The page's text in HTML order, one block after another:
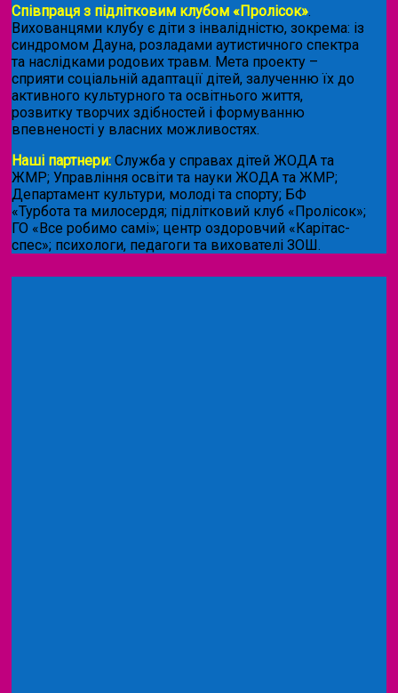
Співпраця з підлітковим клубом «Пролісок».
Вихованцями клубу є діти з інвалідністю, зокрема: із
синдромом Дауна, розладами аутистичного спектра
та наслідками родових травм. Мета проекту –
сприяти соціальній адаптації дітей, залученню їх до
активного культурного та освітнього життя,
розвитку творчих здібностей і формуванню
впевненості у власних можливостях.
Наші партнери: Служба у справах дітей ЖОДА та
ЖМР; Управління освіти та науки ЖОДА та ЖМР;
Департамент культури, молоді та спорту; БФ
«Турбота та милосердя; підлітковий клуб «Пролісок»;
ГО «Все робимо самі»; центр оздоровчий «Карітас-
спес»; психологи, педагоги та вихователі ЗОШ.